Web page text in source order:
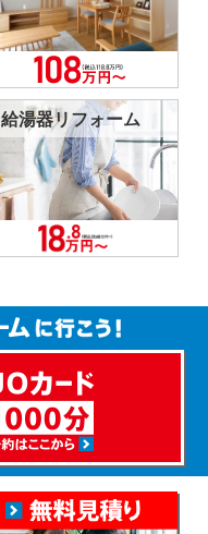
給湯器リフォーム